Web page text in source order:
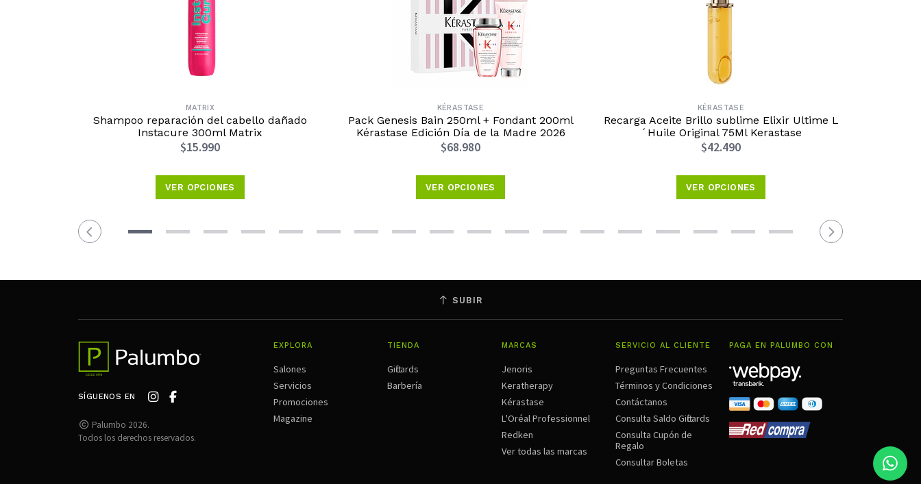
MATRIX
Shampoo reparación del cabello dañado
Instacure 300ml Matrix
$15.990
VER OPCIONES
KÉRASTASE
Pack Genesis Bain 250ml + Fondant 200ml
Kérastase Edición Día de la Madre 2026
$68.980
VER OPCIONES
KÉRASTASE
Recarga Aceite Brillo sublime Elixir Ultime L
´Huile Original 75Ml Kerastase
$42.490
VER OPCIONES
SUBIR
SÍGUENOS EN
Palumbo 2026.
Todos los derechos reservados.
EXPLORA
Salones
Servicios
Promociones
Magazine
TIENDA
Giftcards
Barbería
MARCAS
Jenoris
Keratherapy
Kérastase
L'Oréal Professionnel
Redken
Ver todas las marcas
SERVICIO AL CLIENTE
Preguntas Frecuentes
Términos y Condiciones
Contáctanos
Consulta Saldo Giftcards
Consulta Cupón de
Regalo
Consultar Boletas
PAGA EN PALUMBO CON